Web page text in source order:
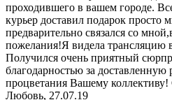
проходившего в вашем городе.
курьер доставил подарок просто
предварительно связался со
пожелания!Я видела трансляцию
Получился очень приятный
благодарностью за доставленную
процветания Вашему коллективу!
Любовь, 27.07.19